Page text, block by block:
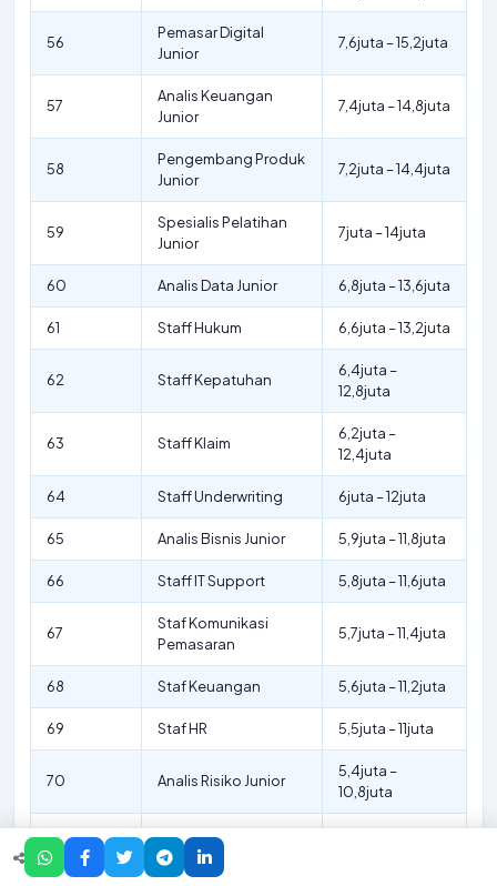
56
Pemasar Digital
Junior
7,6juta – 15,2juta
57
Analis Keuangan
Junior
7,4juta – 14,8juta
58
Pengembang Produk
Junior
7,2juta – 14,4juta
59
Spesialis Pelatihan
Junior
7juta – 14juta
60 Analis Data Junior 6,8juta – 13,6juta
61 Staff Hukum 6,6juta – 13,2juta
62 Staff Kepatuhan
6,4juta –
12,8juta
63 Staff Klaim
6,2juta –
12,4juta
64 Staff Underwriting 6juta – 12juta
65 Analis Bisnis Junior 5,9juta – 11,8juta
66 Staff IT Support 5,8juta – 11,6juta
67
Staf Komunikasi
Pemasaran
5,7juta – 11,4juta
68 Staf Keuangan 5,6juta – 11,2juta
69 Staf HR 5,5juta – 11juta
70 Analis Risiko Junior
5,4juta –
10,8juta
71
Perwakilan Layanan
Pelanggan
5,3juta –